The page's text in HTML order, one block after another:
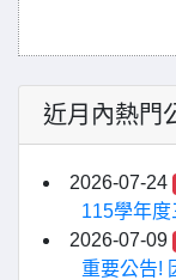
近月內熱門
2026-07-24
115學年
2026-07-09
重要公告!